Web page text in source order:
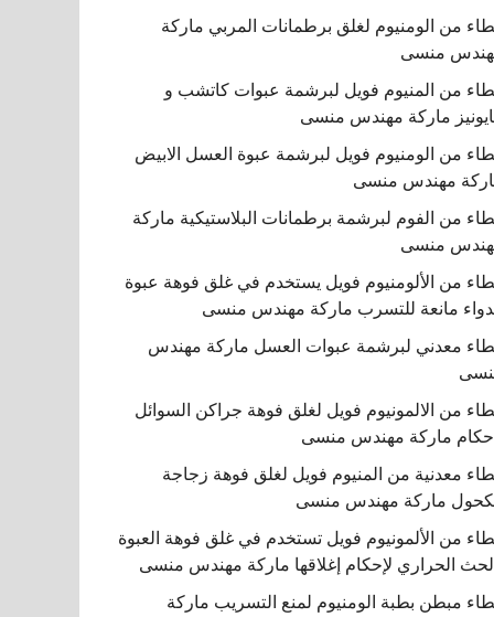
من الومنيوم لغلق برطمانات المربي ماركة
منسى
من المنيوم فويل لبرشمة عبوات كاتشب و
ماركة مهندس منسى
من الومنيوم فويل لبرشمة عبوة العسل الابيض
مهندس منسى
من الفوم لبرشمة برطمانات البلاستيكية ماركة
منسى
من الألومنيوم فويل يستخدم في غلق فوهة عبوة
مانعة للتسرب ماركة مهندس منسى
معدني لبرشمة عبوات العسل ماركة مهندس
من الالمونيوم فويل لغلق فوهة جراكن السوائل
ماركة مهندس منسى
معدنية من المنيوم فويل لغلق فوهة زجاجة
ماركة مهندس منسى
من الألمونيوم فويل تستخدم في غلق فوهة العبوة
الحراري لإحكام إغلاقها ماركة مهندس منسى
مبطن بطبة الومنيوم لمنع التسريب ماركة